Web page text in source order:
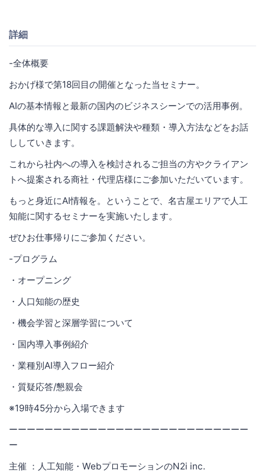
詳細
-全体概要
おかげ様で第18回目の開催となった当セミナー。
AIの基本情報と最新の国内のビジネスシーンでの活用事例。
具体的な導入に関する課題解決や種類・導入方法などをお話
ししていきます。
これから社内への導入を検討されるご担当の方やクライアン
トへ提案される商社・代理店様にご参加いただいています。
もっと身近にAI情報を。ということで、名古屋エリアで人工
知能に関するセミナーを実施いたします。
ぜひお仕事帰りにご参加ください。
-プログラム
・オープニング
・人口知能の歴史
・機会学習と深層学習について
・国内導入事例紹介
・業種別AI導入フロー紹介
・質疑応答/懇親会
※19時45分から入場できます
ーーーーーーーーーーーーーーーーーーーーーーーーーーー
ー
主催 ：人工知能・WebプロモーションのN2i inc.